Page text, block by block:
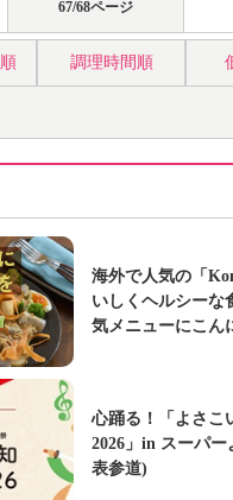
67/68ページ
調理時間順
海外で人気の「
いしくヘルシーな
気メニューにこん
心踊る！「よさこ
2026」in スーパ
表参道)